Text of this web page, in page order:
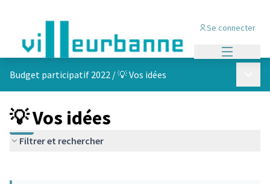
Se connecter
Budget participatif 2022 /💡 Vos idées
💡 Vos idées
Filtrer et rechercher